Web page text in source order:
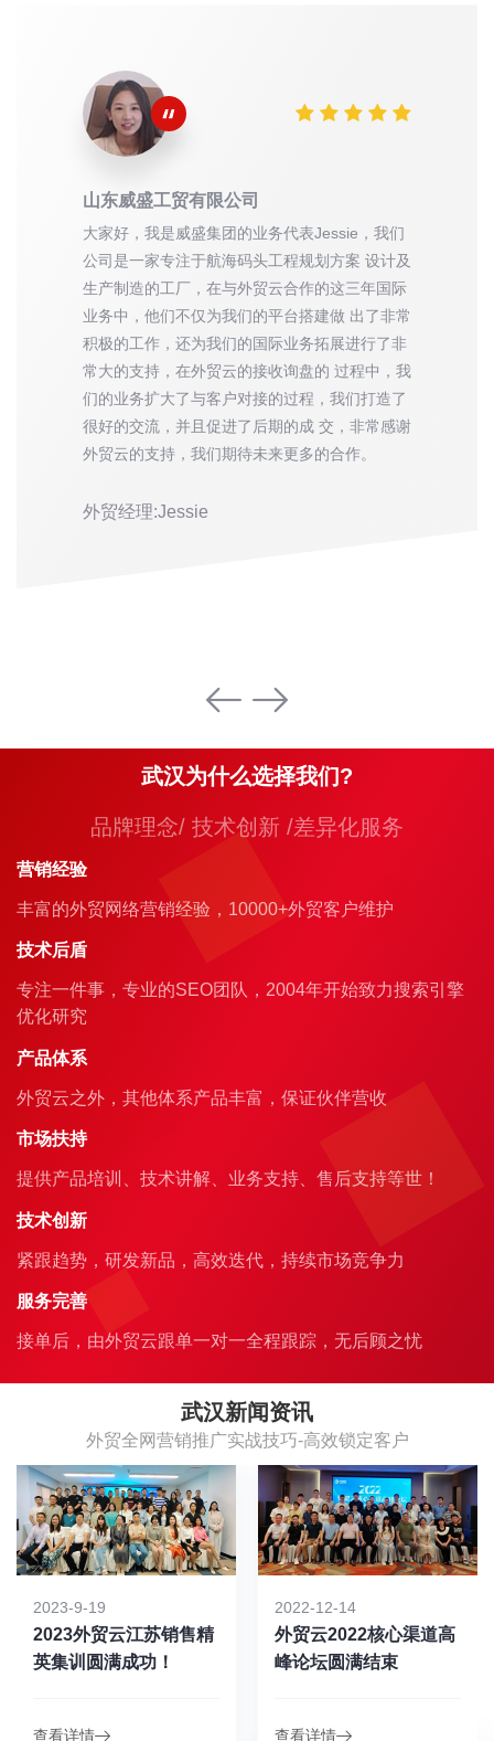
山东威盛工贸有限公司
大家好，我是威盛集团的业务代表Jessie，我们
公司是一家专注于航海码头工程规划方案 设计及
生产制造的工厂，在与外贸云合作的这三年国际
业务中，他们不仅为我们的平台搭建做 出了非常
积极的工作，还为我们的国际业务拓展进行了非
常大的支持，在外贸云的接收询盘的 过程中，我
们的业务扩大了与客户对接的过程，我们打造了
很好的交流，并且促进了后期的成 交，非常感谢
外贸云的支持，我们期待未来更多的合作。
外贸经理:Jessie
武汉为什么选择我们?
品牌理念/ 技术创新 /差异化服务
营销经验
丰富的外贸网络营销经验，10000+外贸客户维护
技术后盾
专注一件事，专业的SEO团队，2004年开始致力搜索引擎
优化研究
产品体系
外贸云之外，其他体系产品丰富，保证伙伴营收
市场扶持
提供产品培训、技术讲解、业务支持、售后支持等世！
技术创新
紧跟趋势，研发新品，高效迭代，持续市场竞争力
服务完善
接单后，由外贸云跟单一对一全程跟踪，无后顾之忧
武汉新闻资讯
外贸全网营销推广实战技巧-高效锁定客户
2023-9-19
2023外贸云江苏销售精
英集训圆满成功！
查看详情
2022-12-14
外贸云2022核心渠道高
峰论坛圆满结束
查看详情